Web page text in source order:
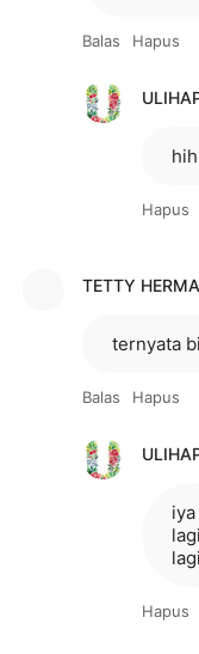
Balas Hapus
Hapus
TETTY
ternyata
Balas Hapus
Hapus